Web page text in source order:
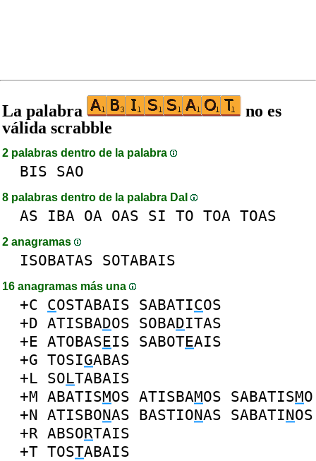
La palabra
no es
válida scrabble
2 palabras dentro de la palabra
BIS SAO
8 palabras dentro de la palabra DaI
AS IBA OA OAS SI TO TOA TOAS
2 anagramas
ISOBATAS SOTABAIS
16 anagramas más una
+C COSTABAIS SABATICOS
+D ATISBADOS SOBADITAS
+E ATOBASEIS SABOTEAIS
+G TOSIGABAS
+L SOLTABAIS
+M ABATISMOS ATISBAMOS SABATISMO
+N ATISBONAS BASTIONAS SABATINOS
+R ABSORTAIS
+T TOSTABAIS